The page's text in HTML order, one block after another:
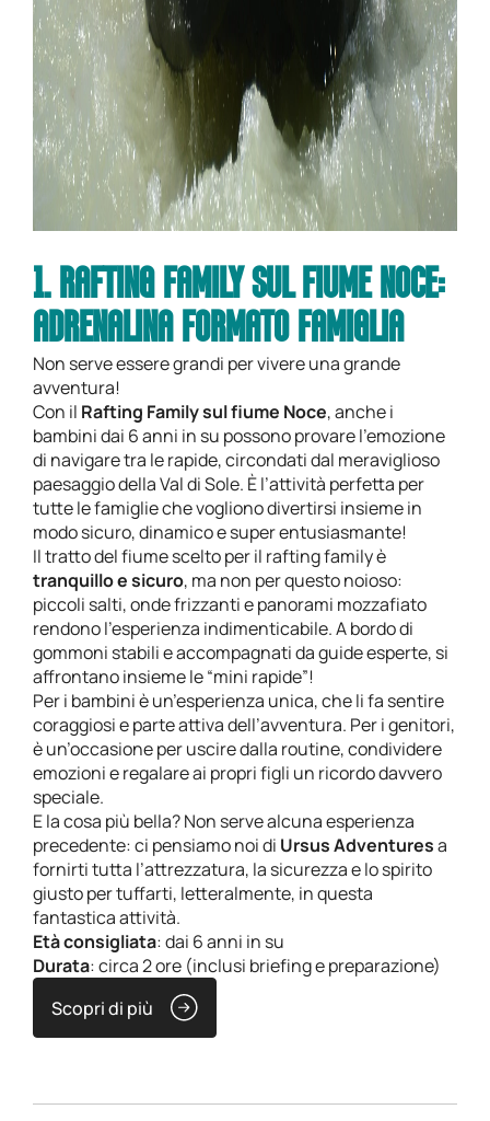
1. RAFTING FAMILY SUL FIUME NOCE:
ADRENALINA FORMATO FAMIGLIA
Non serve essere grandi per vivere una grande
avventura!
Con il Rafting Family sul fiume Noce, anche i
bambini dai 6 anni in su possono provare l’emozione
di navigare tra le rapide, circondati dal meraviglioso
paesaggio della Val di Sole. È l’attività perfetta per
tutte le famiglie che vogliono divertirsi insieme in
modo sicuro, dinamico e super entusiasmante!
Il tratto del fiume scelto per il rafting family è
tranquillo e sicuro, ma non per questo noioso:
piccoli salti, onde frizzanti e panorami mozzafiato
rendono l’esperienza indimenticabile. A bordo di
gommoni stabili e accompagnati da guide esperte, si
affrontano insieme le “mini rapide”!
Per i bambini è un’esperienza unica, che li fa sentire
coraggiosi e parte attiva dell’avventura. Per i genitori,
è un’occasione per uscire dalla routine, condividere
emozioni e regalare ai propri figli un ricordo davvero
speciale.
E la cosa più bella? Non serve alcuna esperienza
precedente: ci pensiamo noi di Ursus Adventuresa
fornirti tutta l’attrezzatura, la sicurezza e lo spirito
giusto per tuffarti, letteralmente, in questa
fantastica attività.
Età consigliata: dai 6 anni in su
Durata: circa 2 ore (inclusi briefing e preparazione)
Scopri di più